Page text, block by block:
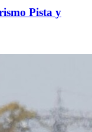
Pista y